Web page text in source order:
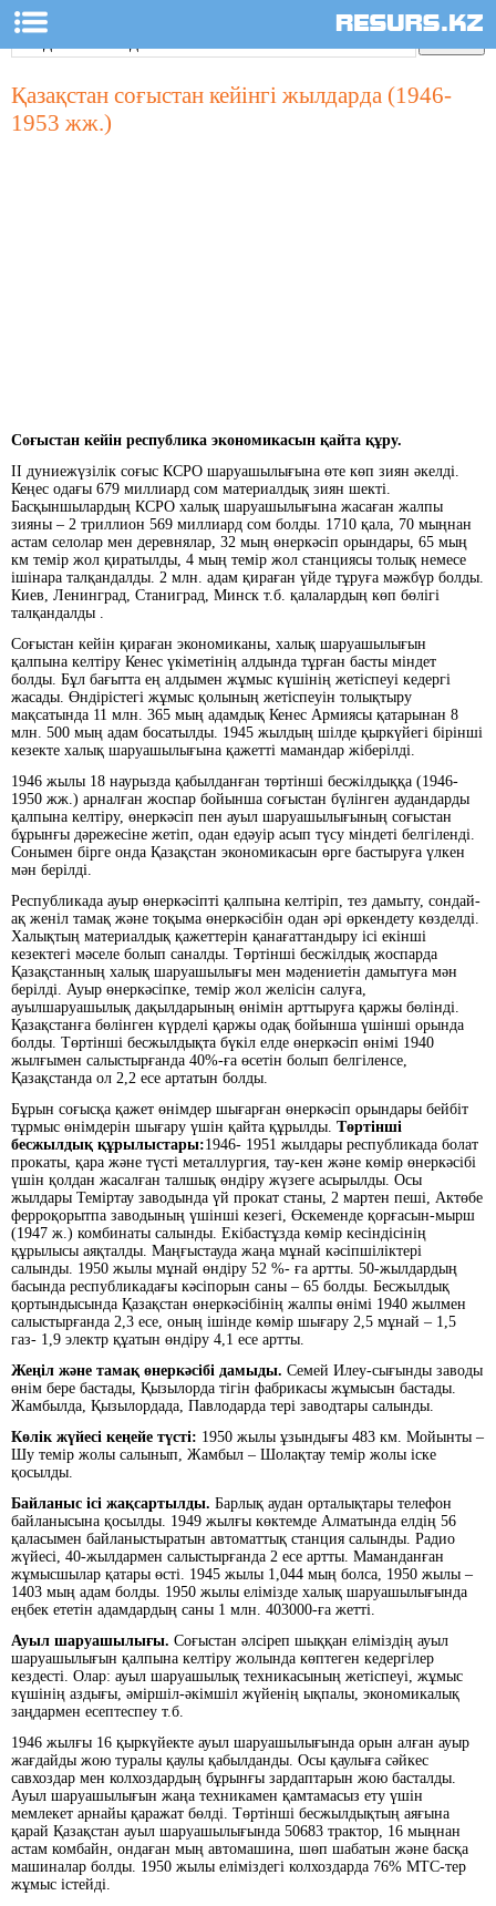
Қазақстан соғыстан кейінгі жылдарда (1946-
1953 жж.)
Соғыстан кейін республика экономикасын қайта құру.
II дуниежүзілік соғыс КСРО шаруашылығына өте көп зиян әкелді.
Кеңес одағы 679 миллиард сом материалдық зиян шекті.
Басқыншылардың КСРО халық шаруашылығына жасаған жалпы
зияны – 2 триллион 569 миллиард сом болды. 1710 қала, 70 мыңнан
астам селолар мен деревнялар, 32 мың өнеркәсіп орындары, 65 мың
км темір жол қиратылды, 4 мың темір жол станциясы толық немесе
ішінара талқандалды. 2 млн. адам қираған үйде тұруға мәжбүр болды.
Киев, Ленинград, Станиград, Минск т.б. қалалардың көп бөлігі
талқандалды .
Соғыстан кейін қираған экономиканы, халық шаруашылығын
қалпына келтіру Кенес үкіметінің алдында тұрған басты міндет
болды. Бұл бағытта ең алдымен жұмыс күшінің жетіспеуі кедергі
жасады. Өндірістегі жұмыс қолының жетіспеуін толықтыру
мақсатында 11 млн. 365 мың адамдық Кенес Армиясы қатарынан 8
млн. 500 мың адам босатылды. 1945 жылдың шілде қыркүйегі бірінші
кезекте халық шаруашылығына қажетті мамандар жіберілді.
1946 жылы 18 наурызда қабылданған төртінші бесжілдыққа (1946-
1950 жж.) арналған жоспар бойынша соғыстан бүлінген аудандарды
қалпына келтіру, өнеркәсіп пен ауыл шаруашылығының соғыстан
бұрынғы дәрежесіне жетіп, одан едәуір асып түсу міндеті белгіленді.
Сонымен бірге онда Қазақстан экономикасын өрге бастыруға үлкен
мән берілді.
Республикада ауыр өнеркәсіпті қалпына келтіріп, тез дамыту, сондай-
ақ женіл тамақ және тоқыма өнеркәсібін одан әрі өркендету көзделді.
Халықтың материалдық қажеттерін қанағаттандыру ісі екінші
кезектегі мәселе болып саналды. Төртінші бесжілдық жоспарда
Қазақстанның халық шаруашылығы мен мәдениетін дамытуға мән
берілді. Ауыр өнеркәсіпке, темір жол желісін салуға,
ауылшаруашылық дақылдарының өнімін арттыруға қаржы бөлінді.
Қазақстанға бөлінген күрделі қаржы одақ бойынша үшінші орында
болды. Төртінші бесжылдықта бүкіл елде өнеркәсіп өнімі 1940
жылғымен салыстырғанда 40%-ға өсетін болып белгіленсе,
Қазақстанда ол 2,2 есе артатын болды.
Бұрын соғысқа қажет өнімдер шығарған өнеркәсіп орындары бейбіт
тұрмыс өнімдерін шығару үшін қайта құрылды. Төртінші
бесжылдық құрылыстары:1946- 1951 жылдары республикада болат
прокаты, қара және түсті металлургия, тау-кен және көмір өнеркәсібі
үшін қолдан жасалған талшық өндіру жүзеге асырылды. Осы
жылдары Теміртау заводында үй прокат станы, 2 мартен пеші, Актөбе
ферроқорытпа заводының үшінші кезегі, Өскеменде қорғасын-мырш
(1947 ж.) комбинаты салынды. Екібастұзда көмір кесіндісінің
құрылысы аяқталды. Маңғыстауда жаңа мұнай кәсіпшіліктері
салынды. 1950 жылы мұнай өндіру 52 %- ға артты. 50-жылдардың
басында республикадағы кәсіпорын саны – 65 болды. Бесжылдық
қортындысында Қазақстан өнеркәсібінің жалпы өнімі 1940 жылмен
салыстырғанда 2,3 есе, оның ішінде көмір шығару 2,5 мұнай – 1,5
газ- 1,9 электр құатын өндіру 4,1 есе артты.
Жеңіл және тамақ өнеркәсібі дамыды. Семей Илеу-сығынды заводы
өнім бере бастады, Қызылорда тігін фабрикасы жұмысын бастады.
Жамбылда, Қызылордада, Павлодарда тері заводтары салынды.
Көлік жүйесі кеңейе түсті: 1950 жылы ұзындығы 483 км. Мойынты –
Шу темір жолы салынып, Жамбыл – Шолақтау темір жолы іске
қосылды.
Байланыс ісі жақсартылды. Барлық аудан орталықтары телефон
байланысына қосылды. 1949 жылғы көктемде Алматында елдің 56
қаласымен байланыстыратын автоматтық станция салынды. Радио
жүйесі, 40-жылдармен салыстырғанда 2 есе артты. Маманданған
жұмысшылар қатары өсті. 1945 жылы 1,044 мың болса, 1950 жылы –
1403 мың адам болды. 1950 жылы елімізде халық шаруашылығында
еңбек ететін адамдардың саны 1 млн. 403000-ға жетті.
Ауыл шаруашылығы. Соғыстан әлсіреп шыққан еліміздің ауыл
шаруашылығын қалпына келтіру жолында көптеген кедергілер
кездесті. Олар: ауыл шаруашылық техникасының жетіспеуі, жұмыс
күшінің аздығы, әміршіл-әкімшіл жүйенің ықпалы, экономикалық
заңдармен есептеспеу т.б.
1946 жылғы 16 қыркүйекте ауыл шаруашылығында орын алған ауыр
жағдайды жою туралы қаулы қабылданды. Осы қаулыға сәйкес
савхоздар мен колхоздардың бұрынғы зардаптарын жою басталды.
Ауыл шаруашылығын жаңа техникамен қамтамасыз ету үшін
мемлекет арнайы қаражат бөлді. Төртінші бесжылдықтың аяғына
қарай Қазақстан ауыл шаруашылығында 50683 трактор, 16 мыңнан
астам комбайн, ондаған мың автомашина, шөп шабатын және басқа
машиналар болды. 1950 жылы еліміздегі колхоздарда 76% МТС-тер
жұмыс істейді.